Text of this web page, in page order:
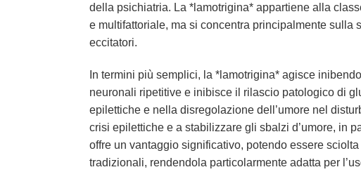
della psichiatria. La *lamotrigina* appartiene alla
e multifattoriale, ma si concentra principalmente
eccitatori.
In termini più semplici, la *lamotrigina* agisce
neuronali ripetitive e inibisce il rilascio patologico di
epilettiche e nella disregolazione dell’umore nel
crisi epilettiche e a stabilizzare gli sbalzi d’umore, in
offre un vantaggio significativo, potendo essere
tradizionali, rendendola particolarmente adatta per